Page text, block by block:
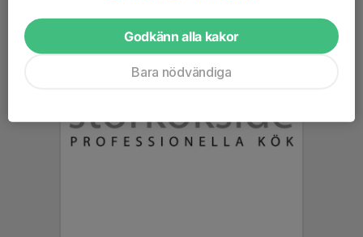
Godkänn alla kakor
Bara nödvändiga